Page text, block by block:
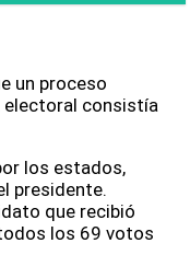
un proceso
electoral consistía
los estados,
presidente.
que recibió
los 69 votos